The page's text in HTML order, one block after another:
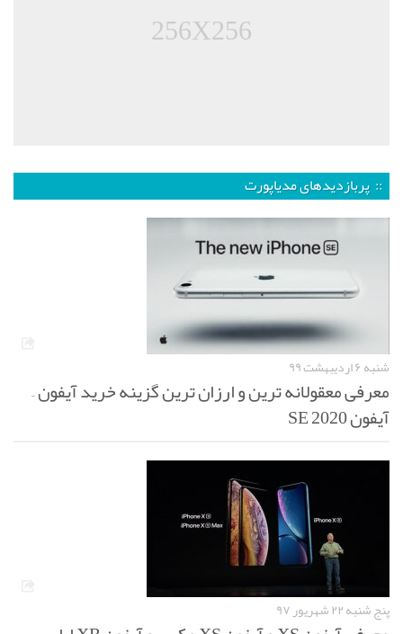
256X256
:: پربازدیدهای مدیاپورت
شنبه ۶ اردیبهشت ۹۹
معرفی معقولانه ترین و ارزان ترین گزینه خرید آیفون –
آیفون SE 2020
پنج شنبه ۲۲ شهریور ۹۷